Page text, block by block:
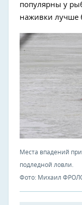
популярны у
наживки лучше
Места впадений
подледной ловли.
Фото: Михаил